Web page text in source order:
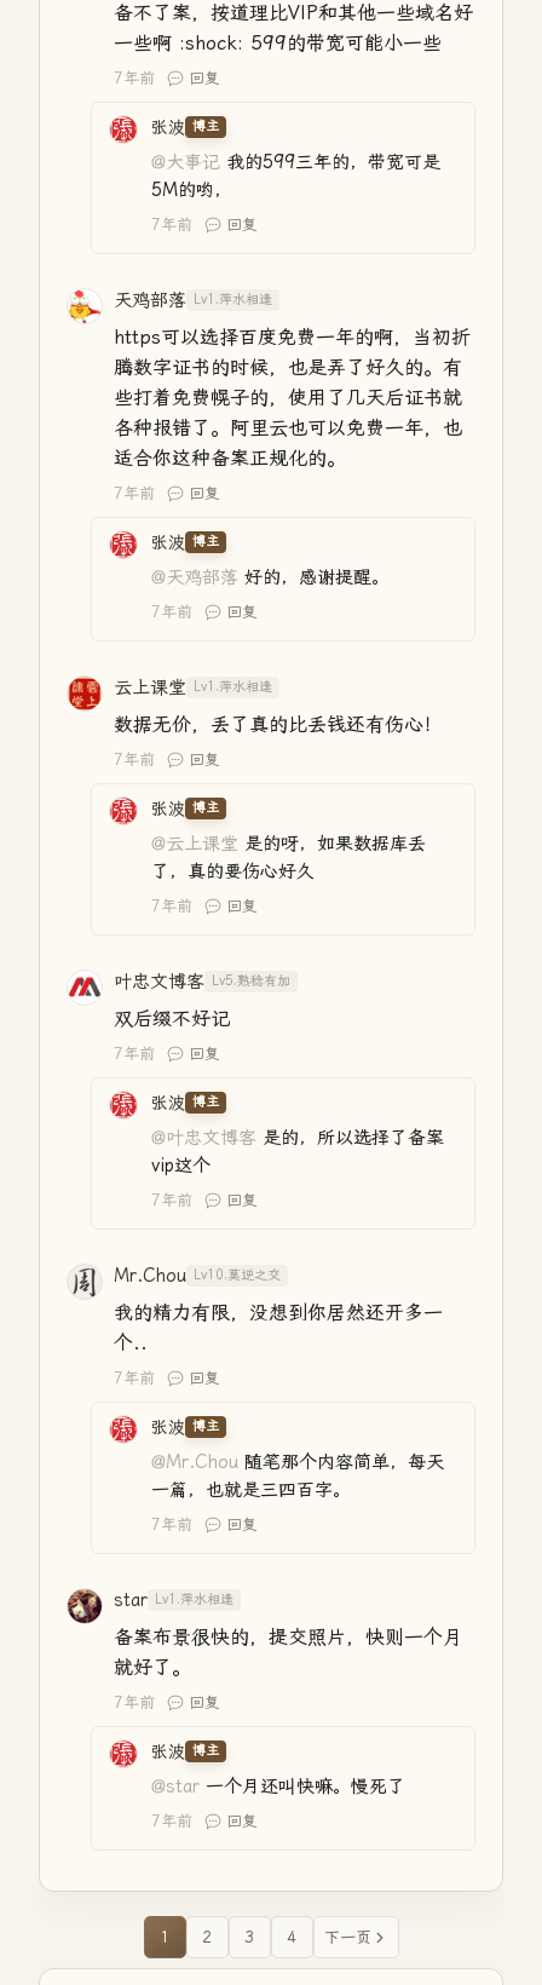
备不了案，按道理比VIP和其他一些域名好
一些啊 :shock: 599的带宽可能小一些
7年前 回复
张波 博主
@大事记 我的599三年的，带宽可是
5M的哟，
7年前 回复
天鸡部落 Lv1.萍水相逢
https可以选择百度免费一年的啊，当初折
腾数字证书的时候，也是弄了好久的。有
些打着免费幌子的，使用了几天后证书就
各种报错了。阿里云也可以免费一年，也
适合你这种备案正规化的。
7年前 回复
张波 博主
@天鸡部落 好的，感谢提醒。
7年前 回复
云上课堂 Lv1.萍水相逢
数据无价，丢了真的比丢钱还有伤心！
7年前 回复
张波 博主
@云上课堂 是的呀，如果数据库丢
了，真的要伤心好久
7年前 回复
叶忠文博客 Lv5.熟稔有加
双后缀不好记
7年前 回复
张波 博主
@叶忠文博客 是的，所以选择了备案
vip这个
7年前 回复
Mr.Chou Lv10.莫逆之交
我的精力有限，没想到你居然还开多一
个..
7年前 回复
张波 博主
@Mr.Chou 随笔那个内容简单，每天
一篇，也就是三四百字。
7年前 回复
star Lv1.萍水相逢
备案布景很快的，提交照片，快则一个月
就好了。
7年前 回复
张波 博主
@star 一个月还叫快嘛。慢死了
7年前 回复
1 2 3 4 下一页